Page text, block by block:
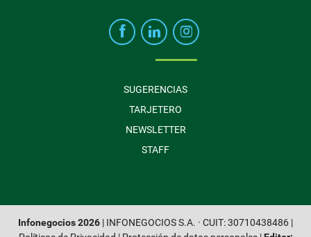
SUGERENCIAS
TARJETERO
NEWSLETTER
STAFF
Infonegocios 2026 | INFONEGOCIOS S.A. · CUIT: 30710438486 |